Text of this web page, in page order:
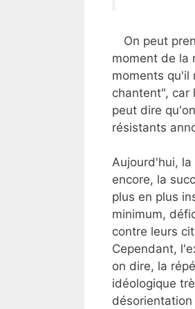
On peut
moment de la
moments qu'il
chantent", car
peut dire
résistants
Aujourd'hui,
encore, la
plus en plus
minimum,
contre leurs
Cependant,
on dire, la
idéologique